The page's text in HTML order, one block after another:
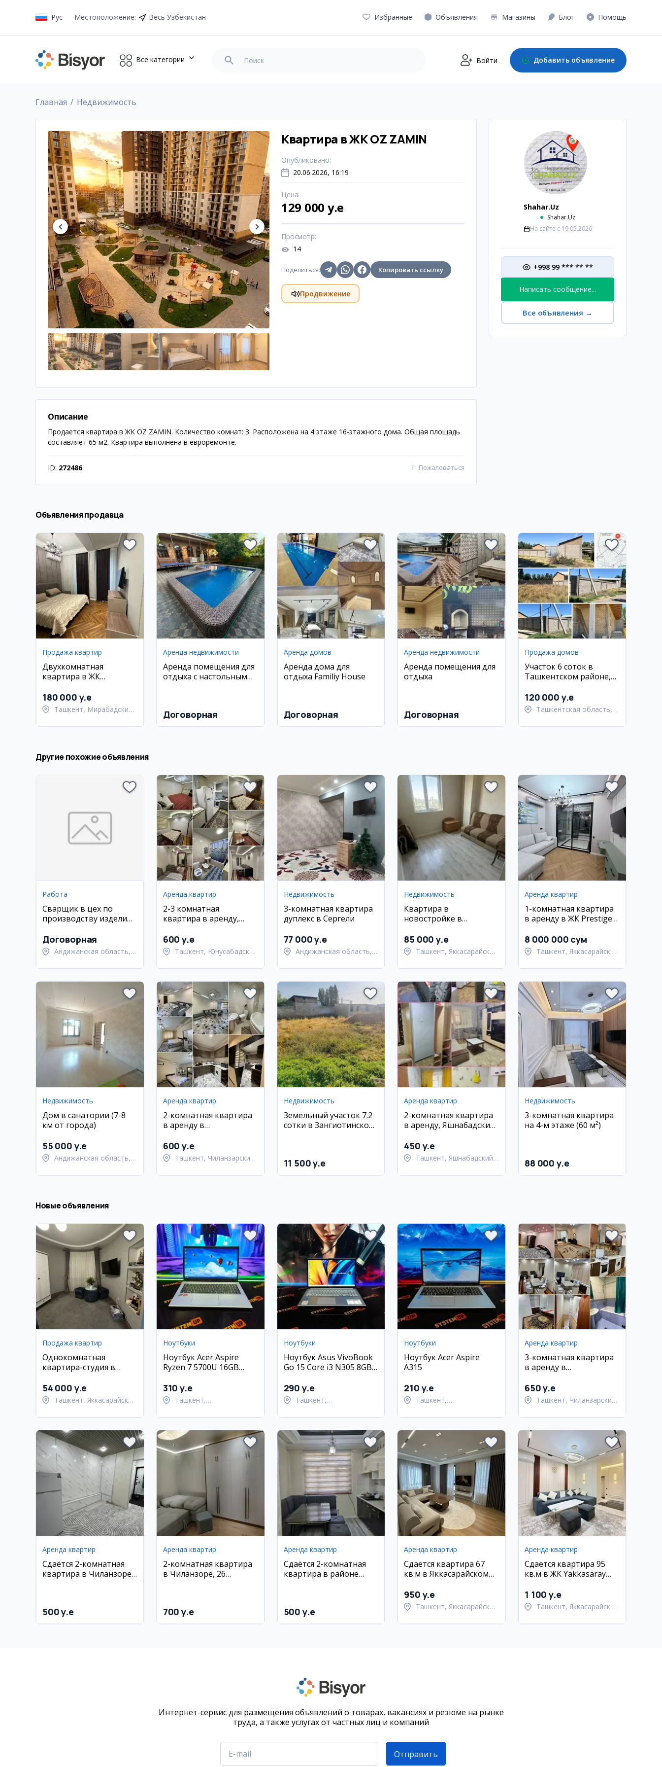
Рус Местоположение: Весь Узбекистан Избранные Объявления Магазины Блог Помощь
Все категории Войти Добавить объявление
Главная Недвижимость
Квартира в ЖК OZ ZAMIN
Опубликовано:
20.06.2026, 16:19
Цена:
129 000 y.e
Просмотр:
14
Поделиться: Копировать ссылку
Продвижение
Описание
Продается квартира в ЖК OZ ZAMIN. Количество комнат: 3. Расположена на 4 этаже 16-этажного дома. Общая площадь
составляет 65 м2. Квартира выполнена в евроремонте.
ID: 272486 ⚐ Пожаловаться
Shahar.Uz
Shahar.Uz
На сайте с 19.05.2026
+998 99 *** ** **
Написать сообщение...
Все объявления →
Объявления продавца
Продажа квартир
Двухкомнатная
квартира в ЖК
180 000 y.e
Ташкент, Мирабадский
Аренда недвижимости
Аренда помещения для
отдыха с настольным
Договорная
Аренда домов
Аренда дома для
отдыха Familiy House
Договорная
Аренда недвижимости
Аренда помещения для
отдыха
Договорная
Продажа домов
Участок 6 соток в
Ташкентском районе,
120 000 y.e
Ташкентская область,
Другие похожие объявления
Работа
Сварщик в цех по
производству изделий
Договорная
Андижанская область,
Аренда квартир
2-3 комнатная
квартира в аренду,
Шахристан
600 y.e
Ташкент, Юнусабадский
Недвижимость
3-комнатная квартира
дуплекс в Сергели
77 000 y.e
Андижанская область,
Недвижимость
Квартира в
новостройке в
85 000 y.e
Ташкент, Яккасарайский
Аренда квартир
1-комнатная квартира
в аренду в ЖК Prestige
район
8 000 000 сум
Ташкент, Яккасарайский
Недвижимость
Дом в санатории (7-8
км от города)
55 000 y.e
Андижанская область,
Аренда квартир
2-комнатная квартира
в аренду в
Ц квартал
600 y.e
Ташкент, Чиланзарский
Недвижимость
Земельный участок 7.2
сотки в Зангиотинском
11 500 y.e
Аренда квартир
2-комнатная квартира
в аренду, Яшнабадский
450 y.e
Ташкент, Яшнабадский
Недвижимость
3-комнатная квартира
на 4-м этаже (60 м²)
88 000 y.e
Новые объявления
Продажа квартир
Однокомнатная
квартира-студия в
54 000 y.e
Ташкент, Яккасарайский
Ноутбуки
Ноутбук Acer Aspire
Ryzen 7 5700U 16GB
310 y.e
Ташкент,
Ноутбуки
Ноутбук Asus VivoBook
Go 15 Core i3 N305 8GB
290 y.e
Ташкент,
Ноутбуки
Ноутбук Acer Aspire
A315
210 y.e
Ташкент,
Аренда квартир
3-комнатная квартира
в аренду в
80 м², 1 этаж
650 y.e
Ташкент, Чиланзарский
Аренда квартир
Сдаётся 2-комнатная
квартира в Чиланзоре,
500 y.e
Аренда квартир
2-комнатная квартира
в Чиланзоре, 26
700 y.e
Аренда квартир
Сдаётся 2-комнатная
квартира в районе
500 y.e
Аренда квартир
Сдается квартира 67
кв.м в Яккасарайском
950 y.e
Ташкент, Яккасарайский
Аренда квартир
Сдается квартира 95
кв.м в ЖК Yakkasaray
район
1 100 y.e
Ташкент, Яккасарайский
Интернет-сервис для размещения объявлений о товарах, вакансиях и резюме на рынке
труда, а также услугах от частных лиц и компаний
Отправить